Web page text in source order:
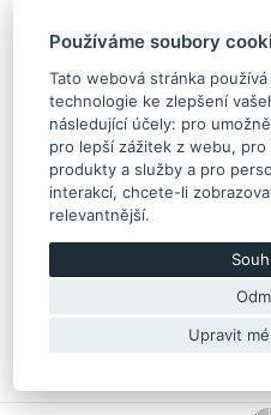
Používáme soubory
Tato webová stránka
technologie ke zlepšení
následující účely: pro
pro lepší zážitek z webu, pro
produkty a služby a pro
interakcí,chcete-li
relevantnější.
Upravit
Sada pístních kruhů Boxer